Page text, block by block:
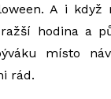
A i
hodina a
místo
rád.